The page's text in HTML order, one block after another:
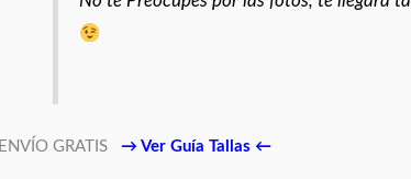
ENVÍO GRATIS → Ver Guía Tallas ←